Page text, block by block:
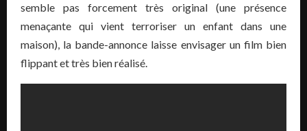
semble pas forcement très original (une présence
menaçante qui vient terroriser un enfant dans une
maison), la bande-annonce laisse envisager un film bien
flippant et très bien réalisé.